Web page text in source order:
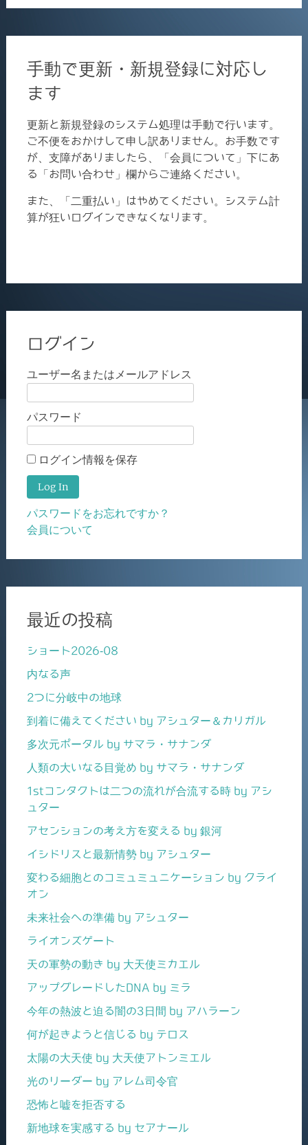
手動で更新・新規登録に対応し
ます
更新と新規登録のシステム処理は手動で行います。
ご不便をおかけして申し訳ありません。お手数です
が、支障がありましたら、「会員について」下にあ
る「お問い合わせ」欄からご連絡ください。
また、「二重払い」はやめてください。システム計
算が狂いログインできなくなります。
ログイン
ユーザー名またはメールアドレス
パスワード
ログイン情報を保存
パスワードをお忘れですか？
会員について
最近の投稿
ショート2026-08
内なる声
2つに分岐中の地球
到着に備えてください by アシュター＆カリガル
多次元ポータル by サマラ・サナンダ
人類の大いなる目覚め by サマラ・サナンダ
1stコンタクトは二つの流れが合流する時 by アシ
ュター
アセンションの考え方を変える by 銀河
イシドリスと最新情勢 by アシュター
変わる細胞とのコミュミュニケーション by クライ
オン
未来社会への準備 by アシュター
ライオンズゲート
天の軍勢の動き by 大天使ミカエル
アップグレードしたDNA by ミラ
今年の熱波と迫る闇の3日間 by アハラーン
何が起きようと信じる by テロス
太陽の大天使 by 大天使アトンミエル
光のリーダー by アレム司令官
恐怖と嘘を拒否する
新地球を実感する by セアナール